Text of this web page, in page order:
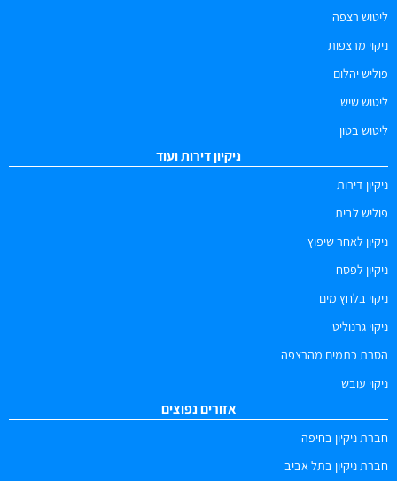
ליטוש רצפה
ניקוי מרצפות
פוליש יהלום
ליטוש שיש
ליטוש בטון
ניקיון דירות ועוד
ניקיון דירות
פוליש לבית
ניקיון לאחר שיפוץ
ניקיון לפסח
ניקוי בלחץ מים
ניקוי גרנוליט
הסרת כתמים מהרצפה
ניקוי עובש
אזורים נפוצים
חברת ניקיון בחיפה
חברת ניקיון בתל אביב